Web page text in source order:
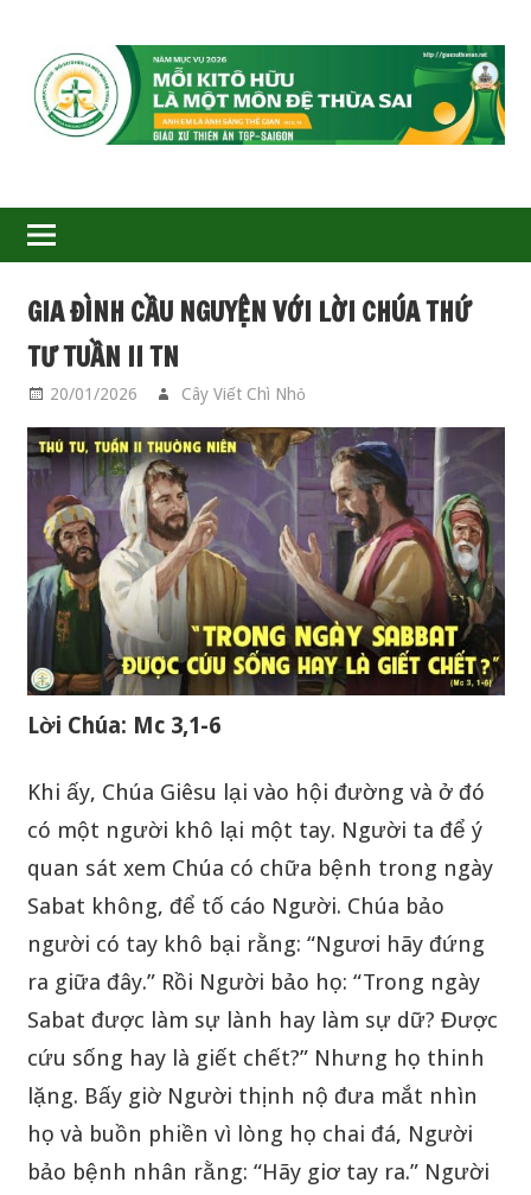
GIÁO
XỨ
THIÊN
ÂN-
TGP
SAIGON
GIA ĐÌNH CẦU NGUYỆN VỚI LỜI CHÚA THỨ
TƯ TUẦN II TN
20/01/2026 Cây Viết Chì Nhỏ
Lời Chúa: Mc 3,1-6
Khi ấy, Chúa Giêsu lại vào hội đường và ở đó
có một người khô lại một tay. Người ta để ý
quan sát xem Chúa có chữa bệnh trong ngày
Sabat không, để tố cáo Người. Chúa bảo
người có tay khô bại rằng: “Ngươi hãy đứng
ra giữa đây.” Rồi Người bảo họ: “Trong ngày
Sabat được làm sự lành hay làm sự dữ? Được
cứu sống hay là giết chết?” Nhưng họ thinh
lặng. Bấy giờ Người thịnh nộ đưa mắt nhìn
họ và buồn phiền vì lòng họ chai đá, Người
bảo bệnh nhân rằng: “Hãy giơ tay ra.” Người